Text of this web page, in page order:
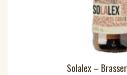
Solalex –